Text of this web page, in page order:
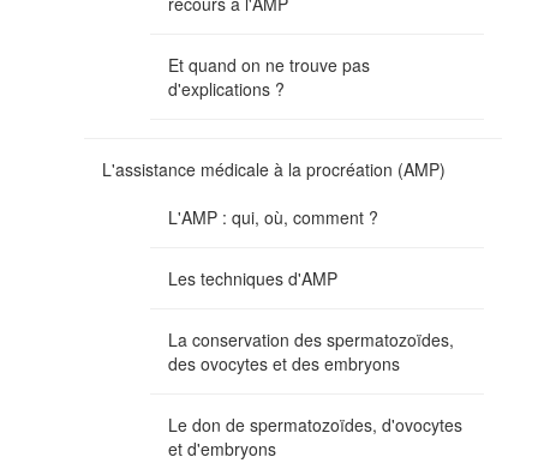
Et quand on ne trouve pas
d'explications ?
L'assistance médicale à la procréation (AMP)
L'AMP : qui, où, comment ?
Les techniques d'AMP
La conservation des spermatozoïdes,
des ovocytes et des embryons
Le don de spermatozoïdes, d'ovocytes
et d'embryons